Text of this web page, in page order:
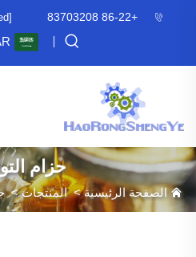
+86-22 83703208
حزام
الصفحة الرئيسية>المنتجات>